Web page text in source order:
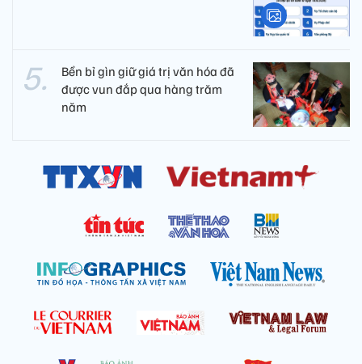
Bền bỉ gìn giữ giá trị văn hóa đã
được vun đắp qua hàng trăm
năm